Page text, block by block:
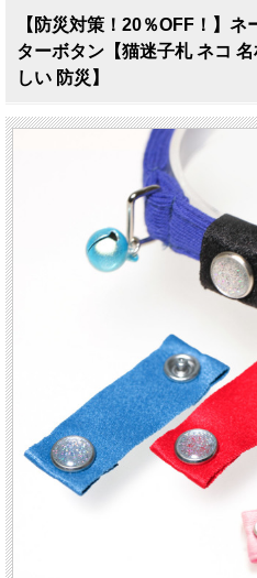
くるりんパチ
ネームバンド
グリッタ
1個
愛する我が子に必ずつけてあげたいネ
なってしまった時、大きな音に驚いて
いつどんなアクシデントが起こるか予
は家族のもとへ帰る手助けをしてくれま
センシティブな子でも気にならずに常
バンド型の迷子札を考案しました。キ
イントにあしらったシンプルなデザイン
【防災対策！20％OFF！】
ターボタン【猫迷子札 ネコ
しい 防災】